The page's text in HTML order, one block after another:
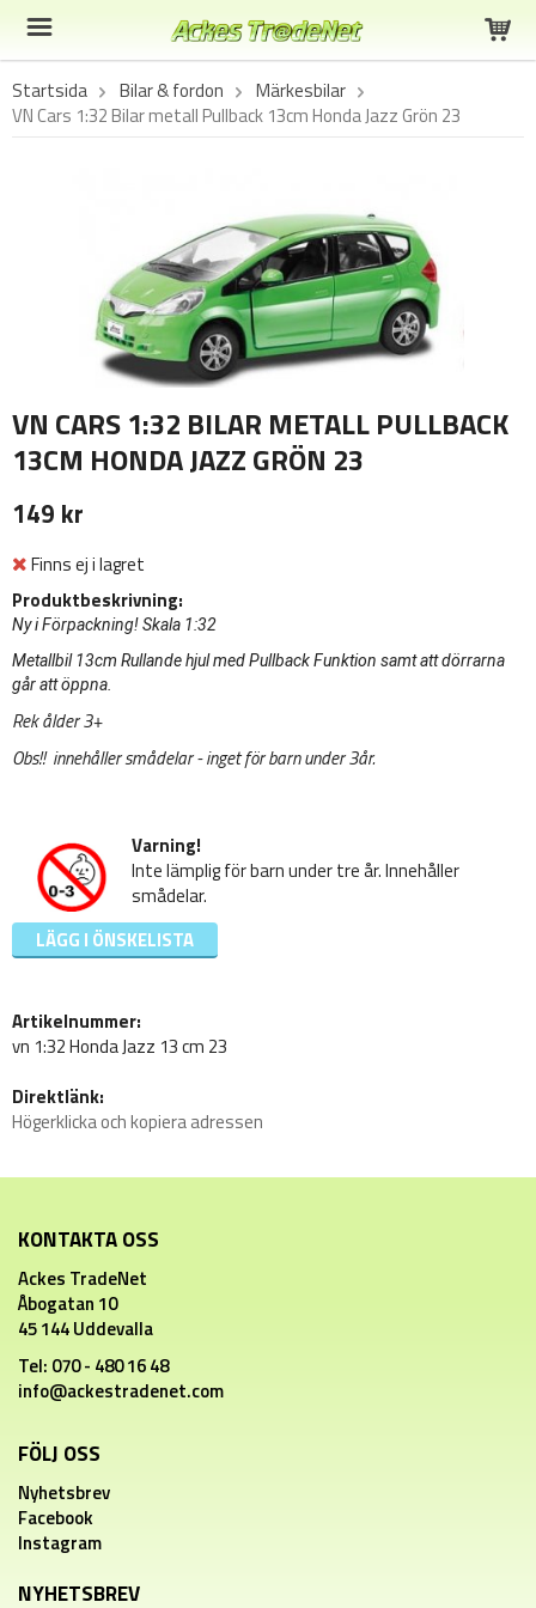
Startsida Bilar & fordon
Märkesbilar
VN Cars 1:32 Bilar metall Pullback 13cm Honda Jazz Grön 23
VN CARS 1:32 BILAR METALL PULLBACK
13CM HONDA JAZZ GRÖN 23
149 kr
Finns ej i lagret
Produktbeskrivning:
Ny i Förpackning! Skala 1:32
Metallbil 13cm Rullande hjul med Pullback Funktion samt att dörrarna
går att öppna.
Rek ålder 3+
Obs!! innehåller smådelar - inget för barn under 3år.
Varning!
Inte lämplig för barn under tre år. Innehåller
smådelar.
LÄGG I ÖNSKELISTA
Artikelnummer:
vn 1:32 Honda Jazz 13 cm 23
Direktlänk:
Högerklicka och kopiera adressen
KONTAKTA OSS
Ackes TradeNet
Åbogatan 10
45 144 Uddevalla
Tel: 070 - 480 16 48
info@ackestradenet.com
FÖLJ OSS
Nyhetsbrev
Facebook
Instagram
NYHETSBREV